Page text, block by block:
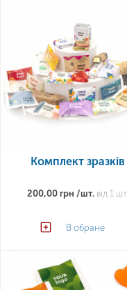
Комплект зразків
200,00 грн /шт. від 1 шт.
В обране